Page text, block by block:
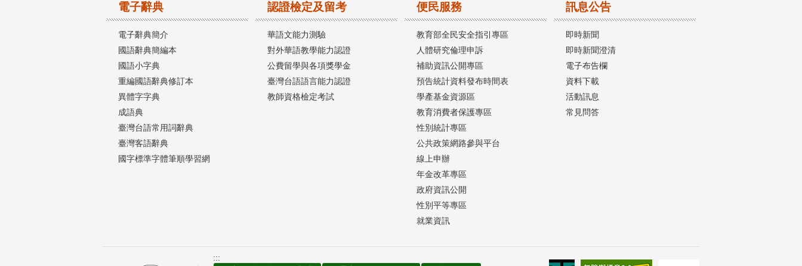
電子辭典
電子辭典簡介
國語辭典簡編本
國語小字典
重編國語辭典修訂本
異體字字典
成語典
臺灣台語常用詞辭典
臺灣客語辭典
國字標準字體筆順學習網
認證檢定及留考
華語文能力測驗
對外華語教學能力認證
公費留學與各項獎學金
臺灣台語語言能力認證
教師資格檢定考試
便民服務
教育部全民安全指引專區
人體研究倫理申訴
補助資訊公開專區
預告統計資料發布時間表
學產基金資源區
教育消費者保護專區
性別統計專區
公共政策網路參與平台
線上申辦
年金改革專區
政府資訊公開
性別平等專區
就業資訊
訊息公告
即時新聞
即時新聞澄清
電子布告欄
資料下載
活動訊息
常見問答
:::